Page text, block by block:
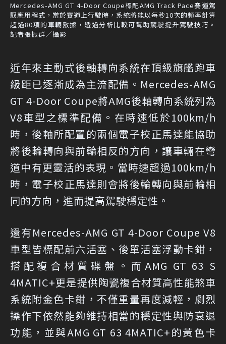
Mercedes-AMG GT 4-Door Coupe標配AMG Track Pace賽道駕
馭應用程式，當於賽道上行駛時，系統將能以每秒10次的頻率計算
超過80項的車輛數據，透過分析比較可幫助駕駛提升駕駛技巧。
記者張振群／攝影
近年來主動式後軸轉向系統在頂級旗艦跑車
級距已逐漸成為主流配備。Mercedes-AMG
GT 4-Door Coupe將AMG後軸轉向系統列為
V8車型之標準配備。在時速低於100km/h
時，後軸所配置的兩個電子校正馬達能協助
將後輪轉向與前輪相反的方向，讓車輛在彎
道中有更靈活的表現。當時速超過100km/h
時，電子校正馬達則會將後輪轉向與前輪相
同的方向，進而提高駕駛穩定性。
還有Mercedes-AMG GT 4-Door Coupe V8
車型皆標配前六活塞、後單活塞浮動卡鉗，
搭配複合材質碟盤。而AMG GT 63 S
4MATIC+更是提供陶瓷複合材質高性能煞車
系統附金色卡鉗，不僅重量再度減輕，劇烈
操作下依然能夠維持相當的穩定性與防衰退
功能，並與AMG GT 63 4MATIC+的黃色卡